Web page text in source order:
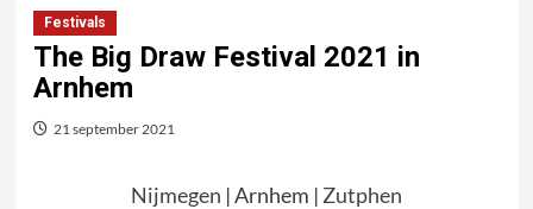
Festivals
The Big Draw Festival 2021 in
Arnhem
21 september 2021
Nijmegen | Arnhem | Zutphen